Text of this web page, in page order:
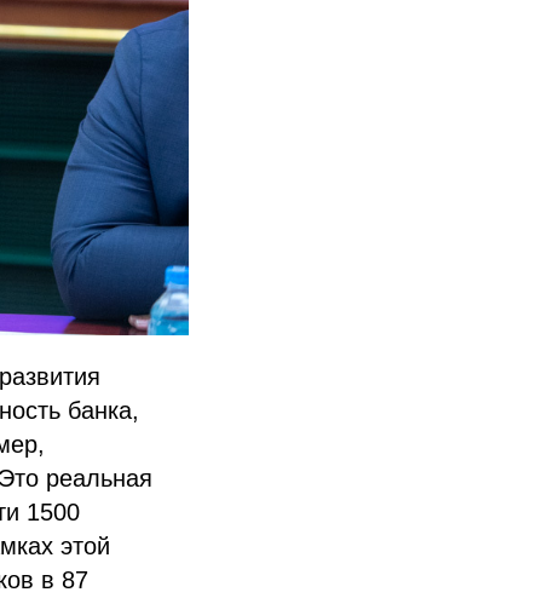
банка,
реальная
1500
этой
в 87